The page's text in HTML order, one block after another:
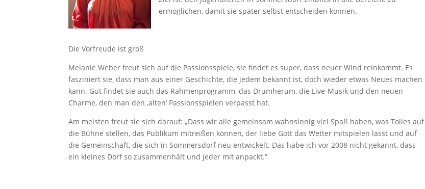
ermöglichen, damit sie später selbst entscheiden können.
Die Vorfreude ist groß
Melanie Weber freut sich auf die Passionsspiele, sie findet es super, dass neuer Wind reinkommt. Es
fasziniert sie, dass man aus einer Geschichte, die jedem bekannt ist, doch wieder etwas Neues machen
kann. Gut findet sie auch das Rahmenprogramm, das Drumherum, die Live-Musik und den neuen
Charme, den man den ‚alten‘ Passionsspielen verpasst hat.
Am meisten freut sie sich darauf: „Dass wir alle gemeinsam wahnsinnig viel Spaß haben, was Tolles auf
die Bühne stellen, das Publikum mitreißen können, der liebe Gott das Wetter mitspielen lässt und auf
die Gemeinschaft, die sich in Sömmersdorf neu entwickelt. Das habe ich vor 2008 nicht gekannt, dass
ein kleines Dorf so zusammenhält und jeder mit anpackt.”